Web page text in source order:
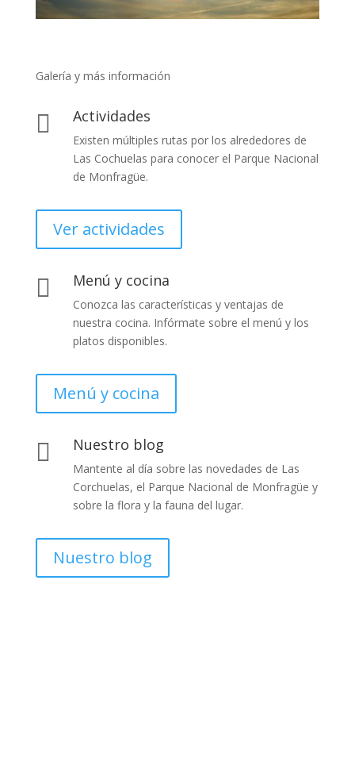
Galería y más información
 Actividades
Existen múltiples rutas por los alrededores de
Las Cochuelas para conocer el Parque Nacional
de Monfragüe.
Ver actividades
 Menú y cocina
Conozca las características y ventajas de
nuestra cocina. Infórmate sobre el menú y los
platos disponibles.
Menú y cocina
 Nuestro blog
Mantente al día sobre las novedades de Las
Corchuelas, el Parque Nacional de Monfragüe y
sobre la flora y la fauna del lugar.
Nuestro blog